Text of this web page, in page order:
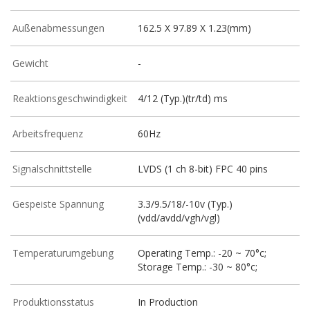
Außenabmessungen 162.5 X 97.89 X 1.23(mm)
Gewicht -
Reaktionsgeschwindigkeit 4/12 (Typ.)(tr/td) ms
Arbeitsfrequenz 60Hz
Signalschnittstelle LVDS (1 ch 8-bit) FPC 40 pins
Gespeiste Spannung
3.3/9.5/18/-10v (Typ.)
(vdd/avdd/vgh/vgl)
Temperaturumgebung
Operating Temp.: -20 ~ 70°c;
Storage Temp.: -30 ~ 80°c;
Produktionsstatus In Production